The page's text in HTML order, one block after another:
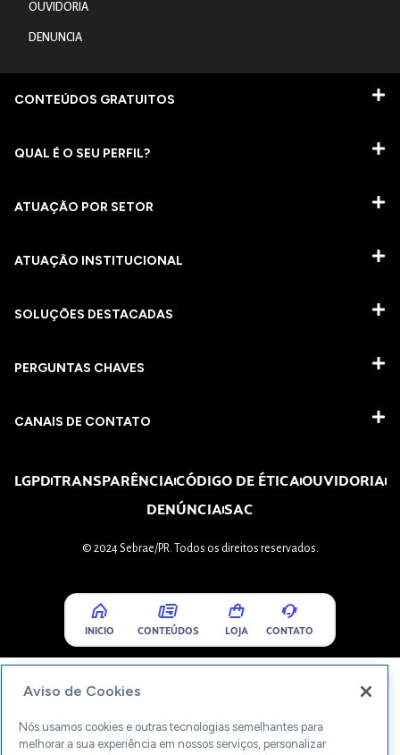
OUVIDORIA
DENUNCIA
CONTEÚDOS GRATUITOS
QUAL É O SEU PERFIL?
ATUAÇÃO POR SETOR
ATUAÇÃO INSTITUCIONAL
SOLUÇÕES DESTACADAS
PERGUNTAS CHAVES​
CANAIS DE CONTATO
LGPDTRANSPARÊNCIACÓDIGO DE ÉTICAOUVIDORIA
DENÚNCIASAC
© 2024 Sebrae/PR. Todos os direitos reservados.
INICIO CONTEÚDOS LOJA CONTATO
Aviso de Cookies
Nós usamos cookies e outras tecnologias semelhantes para
melhorar a sua experiência em nossos serviços, personalizar